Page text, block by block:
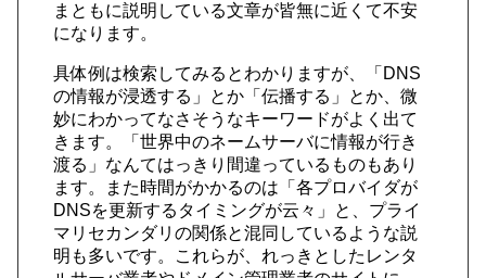
まともに説明している文章が皆無に近くて不安
になります。
具体例は検索してみるとわかりますが、「DNS
の情報が浸透する」とか「伝播する」とか、微
妙にわかってなさそうなキーワードがよく出て
きます。「世界中のネームサーバに情報が行き
渡る」なんてはっきり間違っているものもあり
ます。また時間がかかるのは「各プロバイダが
DNSを更新するタイミングが云々」と、プライ
マリセカンダリの関係と混同しているような説
明も多いです。これらが、れっきとしたレンタ